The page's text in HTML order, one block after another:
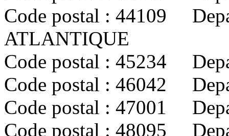
Code postal : 44109
ATLANTIQUE
Code postal : 45234
Code postal : 46042
Code postal : 47001
Code postal : 48095